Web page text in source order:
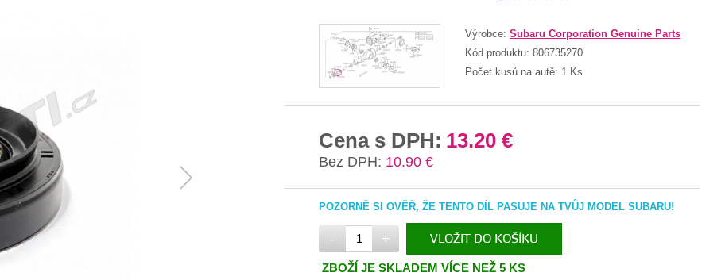
Výrobce:Subaru Corporation Genuine Parts
Kód produktu:806735270
Počet kusů na autě: 1 Ks
Cena s DPH: 13.20 €
Bez DPH: 10.90 €
POZORNĚ SI OVĚŘ, ŽE TENTO DÍL PASUJE NA TVŮJ MODEL SUBARU!
- + VLOŽIT DO KOŠÍKU
V KOŠÍKU
ZBOŽÍ JE SKLADEM VÍCE NEŽ 5 KS